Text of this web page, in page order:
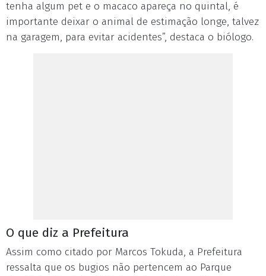
tenha algum pet e o macaco apareça no quintal, é
importante deixar o animal de estimação longe, talvez
na garagem, para evitar acidentes”, destaca o biólogo.
O que diz a Prefeitura
Assim como citado por Marcos Tokuda, a Prefeitura
ressalta que os bugios não pertencem ao Parque